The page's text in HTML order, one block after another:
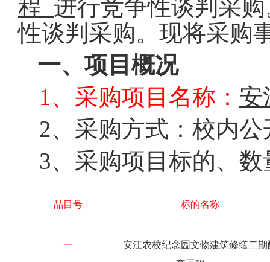
程 进行竞争性谈判采
性谈判采购。 现将采购
一、项目概况
1、采购项目名称： 安
2、 采购方式：校内公
3、采购项目标的、数
品目号 标的名称
一
安江农校纪念园文物建筑修缮二期